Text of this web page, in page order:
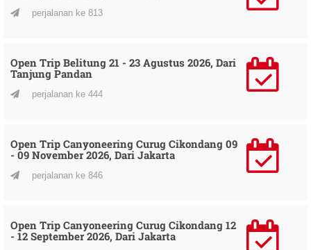
perjalanan ke 813
Open Trip Belitung 21 - 23 Agustus 2026, Dari
Tanjung Pandan
perjalanan ke 444
Open Trip Canyoneering Curug Cikondang 09
- 09 November 2026, Dari Jakarta
perjalanan ke 846
Open Trip Canyoneering Curug Cikondang 12
- 12 September 2026, Dari Jakarta